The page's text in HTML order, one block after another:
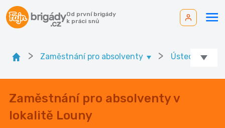
Od první brigády
k práci snů
> Zaměstnání pro absolventy > Ústecký kr.
Zaměstnání pro absolventy v
lokalitě Louny